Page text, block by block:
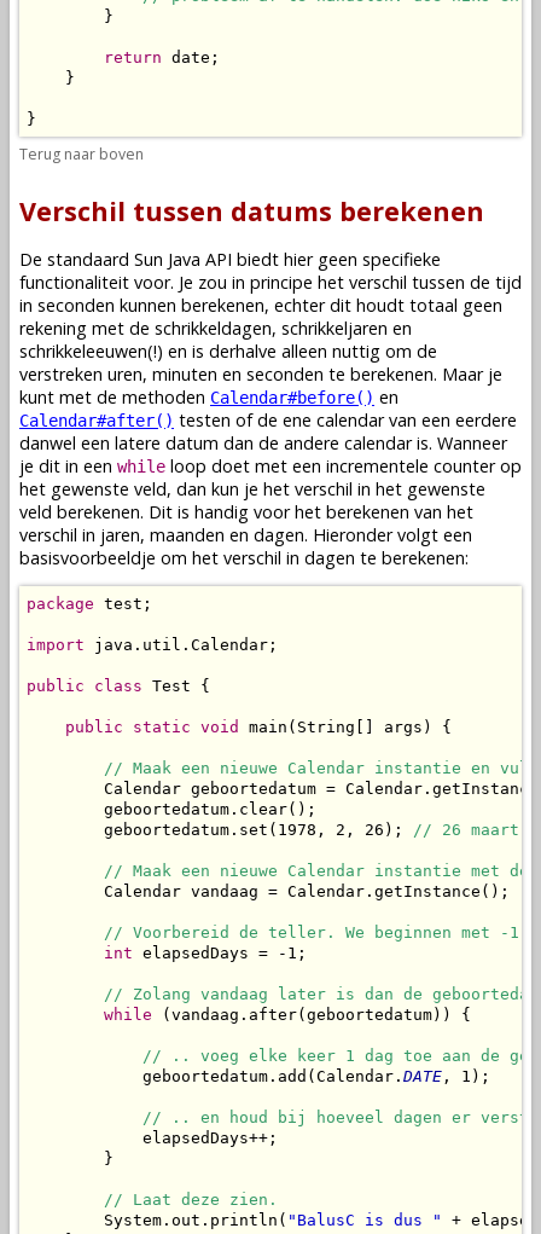
        }
return date;
    }
}
Terug naar boven
Verschil tussen datums berekenen
De standaard Sun Java API biedt hier geen specifieke
functionaliteit voor. Je zou in principe het verschil tussen de tijd
in seconden kunnen berekenen, echter dit houdt totaal geen
rekening met de schrikkeldagen, schrikkeljaren en
schrikkeleeuwen(!) en is derhalve alleen nuttig om de
verstreken uren, minuten en seconden te berekenen. Maar je
kunt met de methoden Calendar#before() en
Calendar#after() testen of de ene calendar van een eerdere
danwel een latere datum dan de andere calendar is. Wanneer
je dit in een while loop doet met een incrementele counter op
het gewenste veld, dan kun je het verschil in het gewenste
veld berekenen. Dit is handig voor het berekenen van het
verschil in jaren, maanden en dagen. Hieronder volgt een
basisvoorbeeldje om het verschil in dagen te berekenen:
package test;
import java.util.Calendar;
public class Test {
public static void main(String[] args) {
// Maak een nieuwe Calendar instantie en vul
Calendar geboortedatum =
        geboortedatum.clear();
        geboortedatum.set(1978, 2, 26);
// 26 maart
// Maak een nieuwe Calendar instantie met
        Calendar vandaag = Calendar.getInstance();
// Voorbereid de teller. We beginnen met -1,
int elapsedDays = -1;
// Zolang vandaag later is dan de
while (vandaag.after(geboortedatum)) {
// .. voeg elke keer 1 dag toe aan de
            geboortedatum.add(Calendar.
DATE , 1);
// .. en houd bij hoeveel dagen er
            elapsedDays++;
        }
// Laat deze zien.
        System.out.println(
"BalusC is dus "
+